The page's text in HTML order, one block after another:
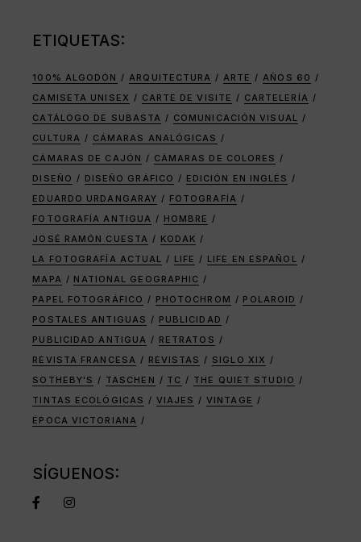
ETIQUETAS:
100% ALGODÓN ARQUITECTURA ARTE
AÑOS 60
CAMISETA UNISEX
CARTE DE VISITE
CARTELERÍA
CATÁLOGO DE SUBASTA
COMUNICACIÓN VISUAL
CULTURA
CÁMARAS ANALÓGICAS
CÁMARAS DE CAJÓN
CÁMARAS DE COLORES
DISEÑO
DISEÑO GRÁFICO
EDICIÓN EN INGLÉS
EDUARDO URDANGARAY
FOTOGRAFÍA
FOTOGRAFÍA ANTIGUA
HOMBRE
JOSÉ RAMÓN CUESTA
KODAK
LA FOTOGRAFÍA ACTUAL
LIFE
LIFE EN ESPAÑOL
MAPA
NATIONAL GEOGRAPHIC
PAPEL FOTOGRÁFICO
PHOTOCHROM
POLAROID
POSTALES ANTIGUAS
PUBLICIDAD
PUBLICIDAD ANTIGUA
RETRATOS
REVISTA FRANCESA
REVISTAS
SIGLO XIX
SOTHEBY'S
TASCHEN TC
THE QUIET STUDIO
TINTAS ECOLÓGICAS
VIAJES
VINTAGE
ÉPOCA VICTORIANA
SÍGUENOS: